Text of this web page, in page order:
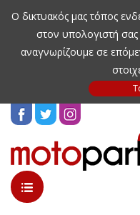
Ο δικτυακός μας τόπος
στον υπολογιστή
αναγνωρίζουμε σε